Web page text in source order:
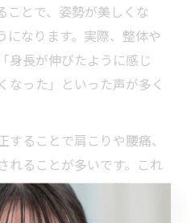
ことで、姿勢が美しくな
になります。実際、整体や
身長が伸びたように感じ
なった」といった声が多く
ることで肩こりや腰痛、
れることが多いです。これ
整うことで血流や神経の働
が底上げされるからで